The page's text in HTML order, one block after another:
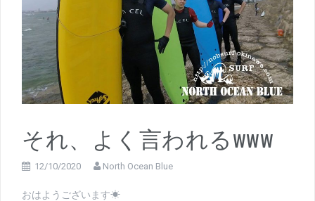
それ、よく言われるwww
12/10/2020 North Ocean Blue
おはようございます☀